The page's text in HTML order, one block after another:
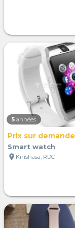
5 années
Prix sur demande
Smart watch
location_on Kinshasa, RDC